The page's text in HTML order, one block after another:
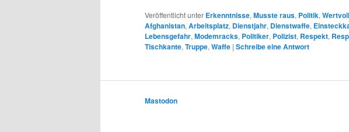
Veröffentlicht unter Erkenntnisse, Musste raus, Politik,
Afghanistan, Arbeitsplatz, Dienstjahr, Dienstwaffe,
Lebensgefahr, Modemracks, Politiker, Polizist, Respekt,
Tischkante, Truppe, Waffe | Schreibe eine Antwort
Mastodon